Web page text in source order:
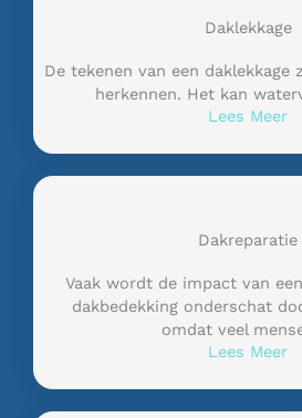
Daklekkage
De tekenen van een
herkennen. Het kan
Lees Meer
Dakreparatie
Vaak wordt de impact van
dakbedekking onderschat
omdat veel
Lees Meer